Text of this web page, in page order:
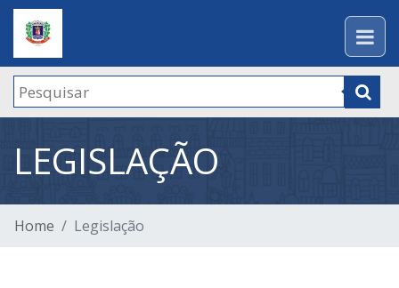
LEGISLAÇÃO
Home Legislação